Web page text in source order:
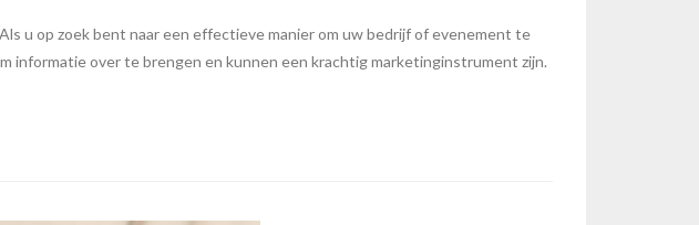
u op zoek bent naar een effectieve manier om uw bedrijf of evenement te
informatie over te brengen en kunnen een krachtig marketinginstrument zijn.